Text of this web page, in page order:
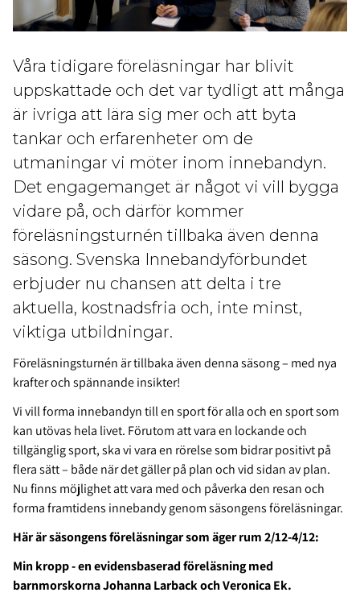
Våra tidigare föreläsningar har blivit
uppskattade och det var tydligt att många
är ivriga att lära sig mer och att byta
tankar och erfarenheter om de
utmaningar vi möter inom innebandyn.
Det engagemanget är något vi vill bygga
vidare på, och därför kommer
föreläsningsturnén tillbaka även denna
säsong. Svenska Innebandyförbundet
erbjuder nu chansen att delta i tre
aktuella, kostnadsfria och, inte minst,
viktiga utbildningar.
Föreläsningsturnén är tillbaka även denna säsong – med nya
krafter och spännande insikter!
Vi vill forma innebandyn till en sport för alla och en sport som
kan utövas hela livet. Förutom att vara en lockande och
tillgänglig sport, ska vi vara en rörelse som bidrar positivt på
flera sätt – både när det gäller på plan och vid sidan av plan.
Nu finns möjlighet att vara med och påverka den resan och
forma framtidens innebandy genom säsongens föreläsningar.
Här är säsongens föreläsningar som äger rum 2/12-4/12:
Min kropp - en evidensbaserad föreläsning med
barnmorskorna Johanna Larback och Veronica Ek.